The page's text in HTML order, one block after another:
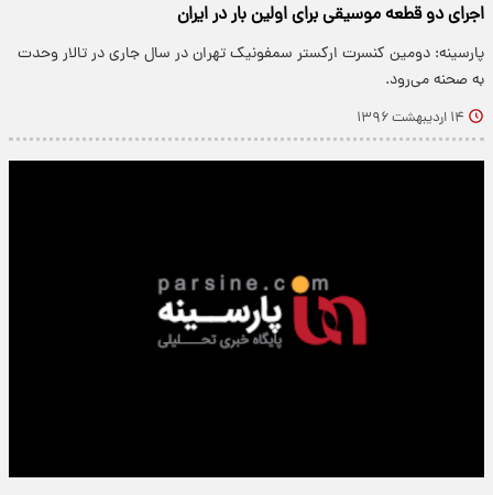
اجرای دو قطعه موسیقی برای اولین بار در ایران
پارسینه: دومین کنسرت ارکستر سمفونیک تهران در سال جاری در تالار وحدت
به صحنه می‌رود.
۱۴ اردیبهشت ۱۳۹۶